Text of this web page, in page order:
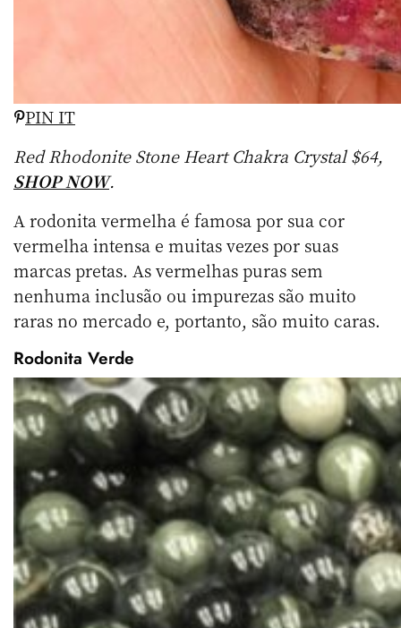
PIN IT
Red Rhodonite Stone Heart Chakra Crystal $64,
SHOP NOW.
A rodonita vermelha é famosa por sua cor
vermelha intensa e muitas vezes por suas
marcas pretas. As vermelhas puras sem
nenhuma inclusão ou impurezas são muito
raras no mercado e, portanto, são muito caras.
Rodonita Verde